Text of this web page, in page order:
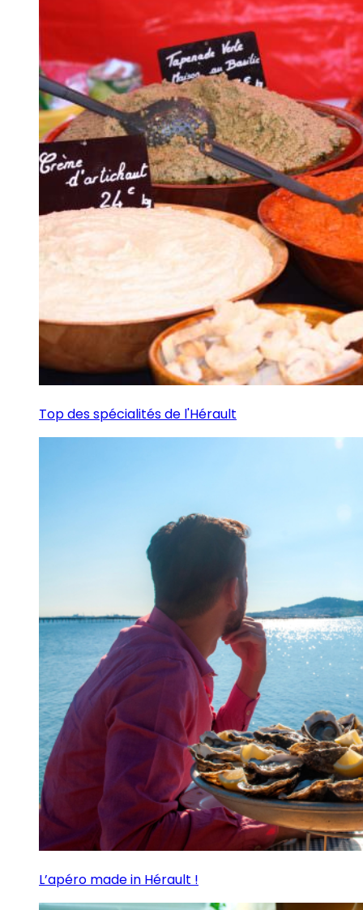
Top des spécialités de l'Hérault
L’apéro made in Hérault !